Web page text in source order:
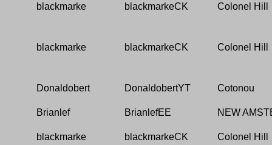
blackmarke blackmarkeCK Colonel Hill
blackmarke blackmarkeCK Colonel Hill
Donaldobert DonaldobertYT Cotonou
Brianlef BrianlefEE NEW
blackmarke blackmarkeCK Colonel Hill